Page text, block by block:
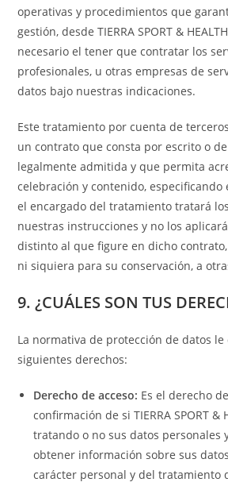
operativas y procedimientos que
gestión, desde TIERRA SPORT &
necesario el tener que contratar los
profesionales, u otras empresas de
datos bajo nuestras indicaciones.
Este tratamiento por cuenta de
un contrato que consta por escrito o
legalmente admitida y que permita
celebración y contenido, especificando
el encargado del tratamiento tratará
nuestras instrucciones y no los
distinto al que figure en dicho
ni siquiera para su conservación, a
9. ¿CUÁLES SON TUS
La normativa de protección de datos le
siguientes derechos:
Derecho de acceso: Es el derecho
confirmación de si TIERRA SPORT &
tratando o no sus datos personales
obtener información sobre sus
carácter personal y del tratamiento